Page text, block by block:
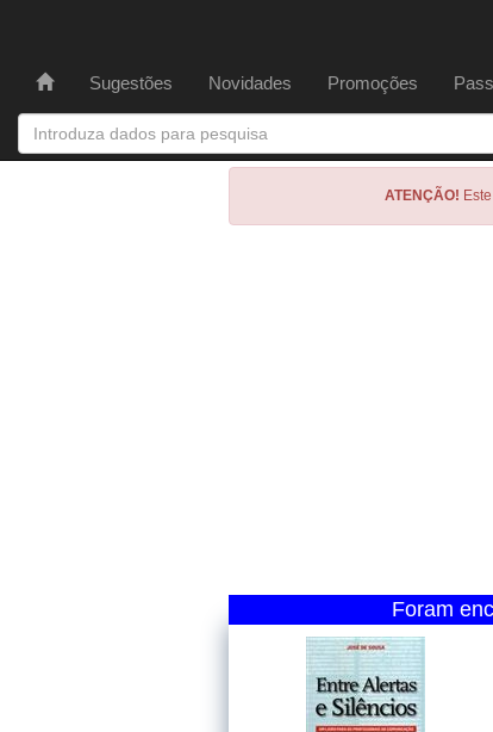
Sugestões Novidades Promoções
ATENÇÃO!
Foram